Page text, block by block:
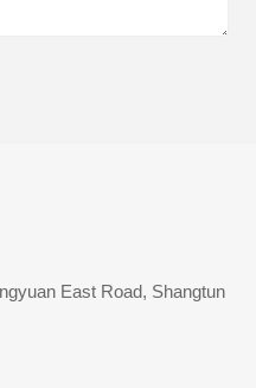
East Road, Shangtun